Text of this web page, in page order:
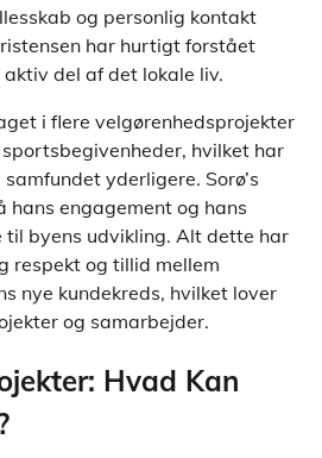
og personlig kontakt
har hurtigt forstået
del af det lokale liv.
i flere velgørenhedsprojekter
hvilket har
yderligere. Sorø’s
engagement og hans
byens udvikling. Alt dette har
respekt og tillid mellem
nye kundekreds, hvilket lover
og samarbejder.
Hvad Kan